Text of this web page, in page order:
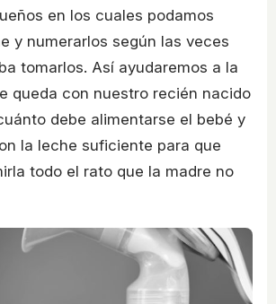
en los cuales podamos
y numerarlos según las veces
tomarlos. Así ayudaremos a la
queda con nuestro recién nacido
debe alimentarse el bebé y
la leche suficiente para que
todo el rato que la madre no